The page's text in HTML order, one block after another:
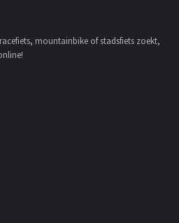
mountainbike of stadsfiets zoekt,